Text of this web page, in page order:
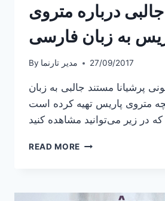
درباره متروی
به زبان فارسی
By مدیر تارنما 27/09/2017
پرشیانا مستند جالبی به زبان
متروی پاریس تهیه کرده است
READ MORE مستند
پاریس